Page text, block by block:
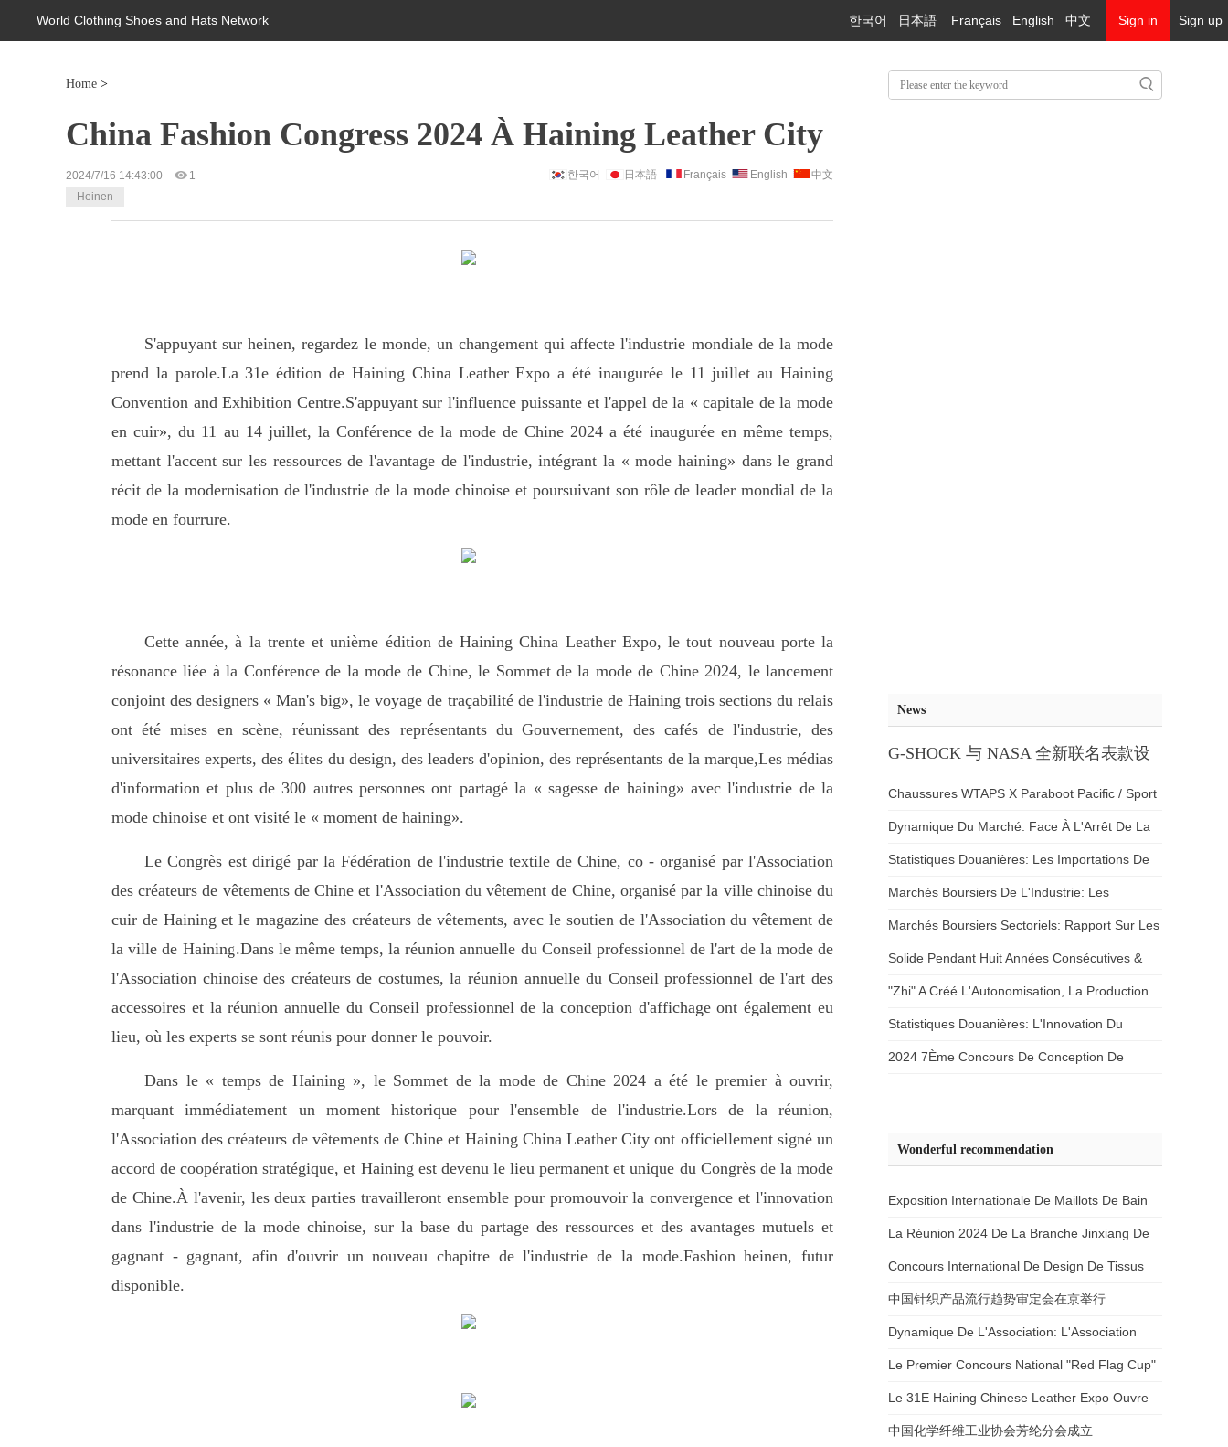
World Clothing Shoes and Hats Network Sign in Sign up
한국어 日本語 Français English 中文
Home >
China Fashion Congress 2024 À Haining Leather City
2024/7/16 14:43:00 1 한국어 日本語 Français English
中文
Heinen
S'appuyant sur heinen, regardez le monde, un changement qui affecte l'industrie mondiale de la mode
prend la parole.La 31e édition de Haining China Leather Expo a été inaugurée le 11 juillet au Haining
Convention and Exhibition Centre.S'appuyant sur l'influence puissante et l'appel de la « capitale de la mode
en cuir», du 11 au 14 juillet, la Conférence de la mode de Chine 2024 a été inaugurée en même temps,
mettant l'accent sur les ressources de l'avantage de l'industrie, intégrant la « mode haining» dans le grand
récit de la modernisation de l'industrie de la mode chinoise et poursuivant son rôle de leader mondial de la
mode en fourrure.
Cette année, à la trente et unième édition de Haining China Leather Expo, le tout nouveau porte la
résonance liée à la Conférence de la mode de Chine, le Sommet de la mode de Chine 2024, le lancement
conjoint des designers « Man's big», le voyage de traçabilité de l'industrie de Haining trois sections du relais
ont été mises en scène, réunissant des représentants du Gouvernement, des cafés de l'industrie, des
universitaires experts, des élites du design, des leaders d'opinion, des représentants de la marque,Les médias
d'information et plus de 300 autres personnes ont partagé la « sagesse de haining» avec l'industrie de la
mode chinoise et ont visité le « moment de haining».
Le Congrès est dirigé par la Fédération de l'industrie textile de Chine, co - organisé par l'Association
des créateurs de vêtements de Chine et l'Association du vêtement de Chine, organisé par la ville chinoise du
cuir de Haining et le magazine des créateurs de vêtements, avec le soutien de l'Association du vêtement de
la ville de Haining.Dans le même temps, la réunion annuelle du Conseil professionnel de l'art de la mode de
l'Association chinoise des créateurs de costumes, la réunion annuelle du Conseil professionnel de l'art des
accessoires et la réunion annuelle du Conseil professionnel de la conception d'affichage ont également eu
lieu, où les experts se sont réunis pour donner le pouvoir.
Dans le « temps de Haining », le Sommet de la mode de Chine 2024 a été le premier à ouvrir,
marquant immédiatement un moment historique pour l'ensemble de l'industrie.Lors de la réunion,
l'Association des créateurs de vêtements de Chine et Haining China Leather City ont officiellement signé un
accord de coopération stratégique, et Haining est devenu le lieu permanent et unique du Congrès de la mode
de Chine.À l'avenir, les deux parties travailleront ensemble pour promouvoir la convergence et l'innovation
dans l'industrie de la mode chinoise, sur la base du partage des ressources et des avantages mutuels et
gagnant - gagnant, afin d'ouvrir un nouveau chapitre de l'industrie de la mode.Fashion heinen, futur
disponible.
News
G-SHOCK 与 NASA 全新联名表款设
Chaussures WTAPS X Paraboot Pacific / Sport
« Black »
Dynamique Du Marché: Face À L'Arrêt De La
Production Des PME Phénomène De Limitation
De La Production, Le Coton Fourré Est Sous -
Alimenté
Statistiques Douanières: Les Importations De
Coton Ont Fortement Baissé D'Un Mois À
L'Autre Pendant Trois Mois Consécutifs
Marchés Boursiers De L'Industrie: Les
Résultats Du Premier Semestre De La Chine
Sont Proches
Marchés Boursiers Sectoriels: Rapport Sur Les
Résultats Semestriels 2024 De Meibang
Apparel
Solide Pendant Huit Années Consécutives &
34;Double Croissance & 34;Bosden &
34;Moteurs De Croissance & 34;Où?
"Zhi" A Créé L'Autonomisation, La Production
Moyenne Par Habitant A Presque Doublé
L'Industrie Du Vêtement De Zhuzhou Plus
Statistiques Douanières: L'Innovation Du
Commerce Extérieur Dans La Région Du Nord
2024 7Ème Concours De Conception De
Wonderful recommendation
Exposition Internationale De Maillots De Bain
En Asie Du Nord - Est (Xingcheng) À
Xingcheng, Île De Cucuru, Province Du
Liaoning
La Réunion 2024 De La Branche Jinxiang De
L'Association Chinoise De La Fibre Chimique
Se Tiendra À Fuzhou
Concours International De Design De Tissus
En Chine Et Au Groupe Yaying
中国针织产品流行趋势审定会在京举行
Dynamique De L'Association: L'Association
Des Vêtements De Bain Se Rend Au Cluster
Industriel Des Maillots De Bain De La Ville De
Cucurbitau Pour Mener Des Échanges
Le Premier Concours National "Red Flag Cup"
Pour Les Chefs De Groupe Est Terminé
Le 31E Haining Chinese Leather Expo Ouvre
Ses Portes
中国化学纤维工业协会芳纶分会成立